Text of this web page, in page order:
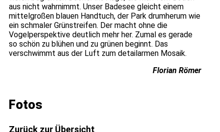
aus nicht wahrnimmt. Unser Badesee gleicht einem
mittelgroßen blauen Handtuch, der Park drumherum wie
ein schmaler Grünstreifen. Der macht ohne die
Vogelperspektive deutlich mehr her. Zumal es gerade
so schön zu blühen und zu grünen beginnt. Das
verschwimmt aus der Luft zum detailarmen Mosaik.
Florian Römer
Fotos
Zurück zur Übersicht